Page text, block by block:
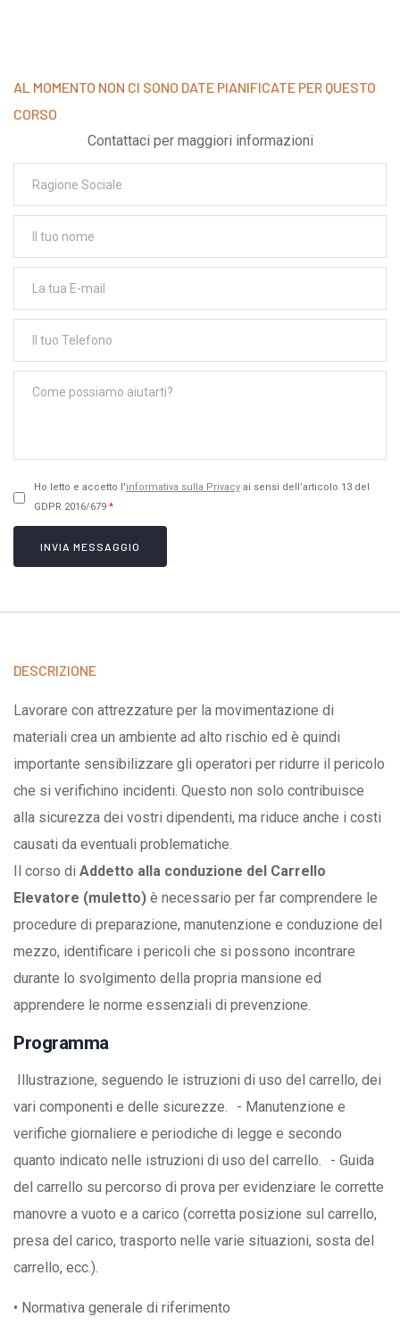
AL MOMENTO NON CI SONO DATE PIANIFICATE PER QUESTO
CORSO
Contattaci per maggiori informazioni
Ho letto e accetto l'informativa sulla Privacy ai sensi dell’articolo 13 del
GDPR 2016/679 *
INVIA MESSAGGIO
DESCRIZIONE
Lavorare con attrezzature per la movimentazione di
materiali crea un ambiente ad alto rischio ed è quindi
importante sensibilizzare gli operatori per ridurre il pericolo
che si verifichino incidenti. Questo non solo contribuisce
alla sicurezza dei vostri dipendenti, ma riduce anche i costi
causati da eventuali problematiche.
Il corso di Addetto alla conduzione del Carrello
Elevatore (muletto) è necessario per far comprendere le
procedure di preparazione, manutenzione e conduzione del
mezzo, identificare i pericoli che si possono incontrare
durante lo svolgimento della propria mansione ed
apprendere le norme essenziali di prevenzione.
Programma
Illustrazione, seguendo le istruzioni di uso del carrello, dei
vari componenti e delle sicurezze. - Manutenzione e
verifiche giornaliere e periodiche di legge e secondo
quanto indicato nelle istruzioni di uso del carrello. - Guida
del carrello su percorso di prova per evidenziare le corrette
manovre a vuoto e a carico (corretta posizione sul carrello,
presa del carico, trasporto nelle varie situazioni, sosta del
carrello, ecc.).
• Normativa generale di riferimento